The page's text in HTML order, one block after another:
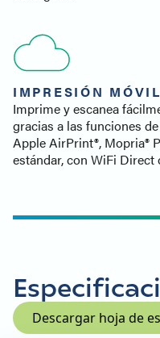
IMPRESIÓN
Imprime y escanea
gracias a las funciones
Apple AirPrint®, Mopria®
estándar, con WiFi Direct
Descargar hoja de